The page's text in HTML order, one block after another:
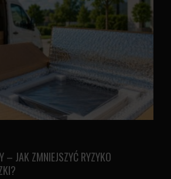
– JAK ZMNIEJSZYĆ RYZYKO